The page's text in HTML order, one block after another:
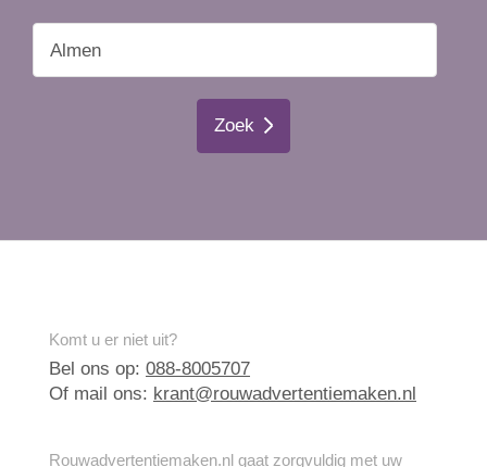
Zoek
Komt u er niet uit?
Bel ons op: 088-8005707
Of mail ons: krant@rouwadvertentiemaken.nl
Rouwadvertentiemaken.nl gaat zorgvuldig met uw